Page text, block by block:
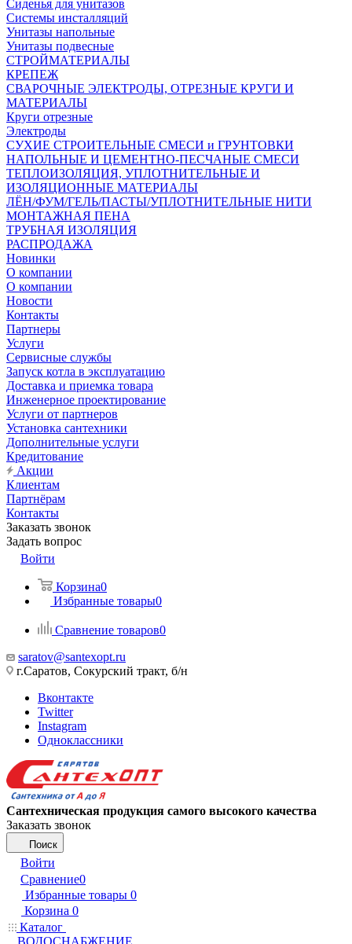
Сиденья для унитазов
Системы инсталляций
Унитазы напольные
Унитазы подвесные
СТРОЙМАТЕРИАЛЫ
КРЕПЕЖ
СВАРОЧНЫЕ ЭЛЕКТРОДЫ, ОТРЕЗНЫЕ КРУГИ И
МАТЕРИАЛЫ
Круги отрезные
Электроды
СУХИЕ СТРОИТЕЛЬНЫЕ СМЕСИ и ГРУНТОВКИ
НАПОЛЬНЫЕ И ЦЕМЕНТНО-ПЕСЧАНЫЕ СМЕСИ
ТЕПЛОИЗОЛЯЦИЯ, УПЛОТНИТЕЛЬНЫЕ И
ИЗОЛЯЦИОННЫЕ МАТЕРИАЛЫ
ЛЁН/ФУМ/ГЕЛЬ/ПАСТЫ/УПЛОТНИТЕЛЬНЫЕ НИТИ
МОНТАЖНАЯ ПЕНА
ТРУБНАЯ ИЗОЛЯЦИЯ
РАСПРОДАЖА
Новинки
О компании
О компании
Новости
Контакты
Партнеры
Услуги
Сервисные службы
Запуск котла в эксплуатацию
Доставка и приемка товара
Инженерное проектирование
Услуги от партнеров
Установка сантехники
Дополнительные услуги
Кредитование
Акции
Клиентам
Партнёрам
Контакты
Заказать звонок
Задать вопрос
Войти
Корзина0
Избранные товары0
Сравнение товаров0
saratov@santexopt.ru
г.Саратов, Сокурский тракт, б/н
Вконтакте
Twitter
Instagram
Одноклассники
Сантехническая продукция самого высокого качества
Заказать звонок
Поиск
Войти
Сравнение0
Избранные товары 0
Корзина 0
Каталог
ВОДОСНАБЖЕНИЕ